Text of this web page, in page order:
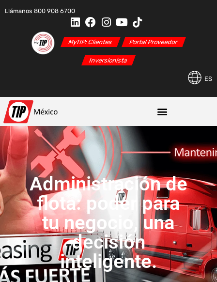
Llámanos 800 908 6700
MyTIP: Clientes Portal Proveedor
Inversionista
ES
Administración de
flota: poder para
tu negocio, una
decisión
inteligente.